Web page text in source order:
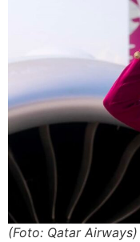
(Foto: Qatar Airways)